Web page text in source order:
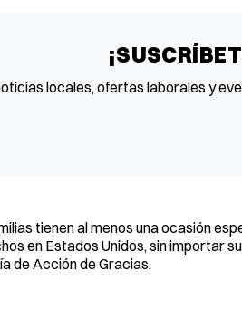
locales, ofertas laborales y
tienen al menos una ocasión
en Estados Unidos, sin importar
de Acción de Gracias.